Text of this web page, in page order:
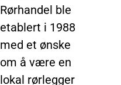
Rørhandel ble
etablert i 1988
med et ønske
om å være en
lokal rørlegger